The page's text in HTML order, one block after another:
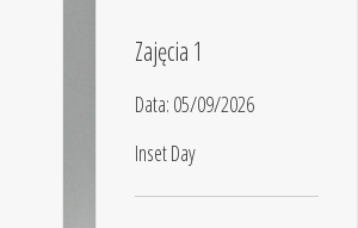
Zajęcia 1
Data: 05/09/2026
Inset Day